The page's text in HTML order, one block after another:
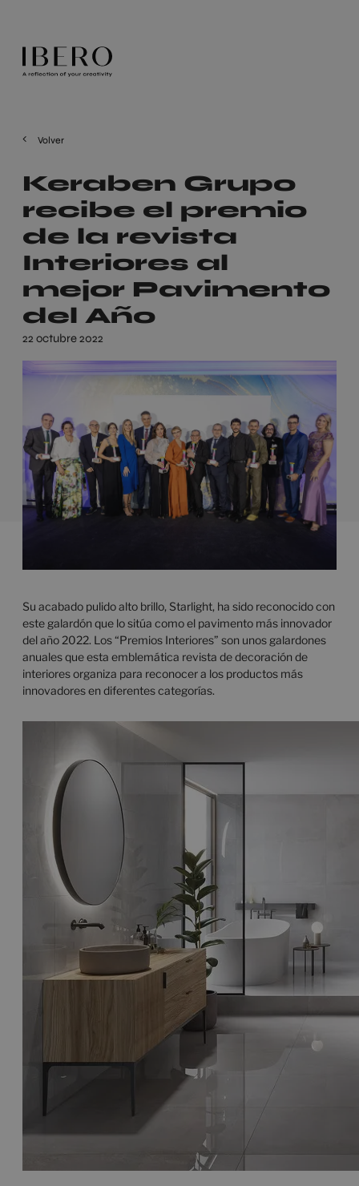
Volver
Keraben Grupo
recibe el premio
de la revista
Interiores al
mejor Pavimento
del Año
22 octubre 2022
Su acabado pulido alto brillo, Starlight, ha sido reconocido con
este galardón que lo sitúa como el pavimento más innovador
del año 2022. Los “Premios Interiores” son unos galardones
anuales que esta emblemática revista de decoración de
interiores organiza para reconocer a los productos más
innovadores en diferentes categorías.